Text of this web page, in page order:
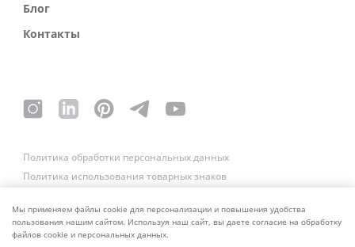
Блог
Контакты
Политика обработки персональных данных
Политика использования товарных знаков
Мы применяем файлы cookie для персонализации и повышения удобства
пользования нашим сайтом. Используя наш сайт, вы даете согласие на обработку
файлов cookie и персональных данных.